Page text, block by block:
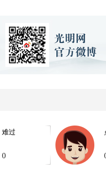
难过
0